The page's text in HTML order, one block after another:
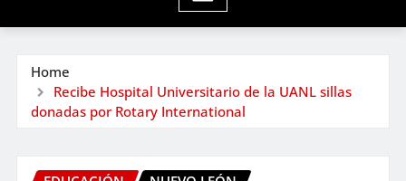
Home
Recibe Hospital Universitario de la UANL sillas
donadas por Rotary International